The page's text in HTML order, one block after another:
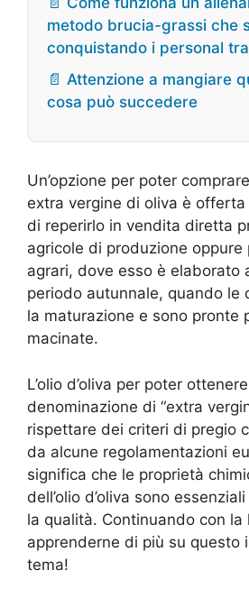
metodo brucia-grassi che
conquistando i personal
📄 Attenzione a mangiare
cosa può succedere
Un’opzione per poter
extra vergine di oliva è
di reperirlo in vendita diretta
agricole di produzione oppure
agrari, dove esso è elaborato
periodo autunnale, quando le
la maturazione e sono pronte
macinate.
L’olio d’oliva per poter
denominazione di “extra
rispettare dei criteri di pregio
da alcune regolamentazioni
significa che le proprietà
dell’olio d’oliva sono
la qualità. Continuando con la
apprenderne di più su questo
tema!